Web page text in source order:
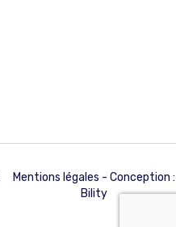
Mentions légales - Conception :
Bility